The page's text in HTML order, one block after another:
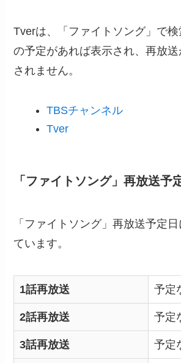
Tverは、「ファイトソング」で
の予定があれば表示され、再放
されません。
TBSチャンネル
Tver
「ファイトソング」再放送予
「ファイトソング」再放送予定
ています。
1話再放送 予定
2話再放送 予定
3話再放送 予定